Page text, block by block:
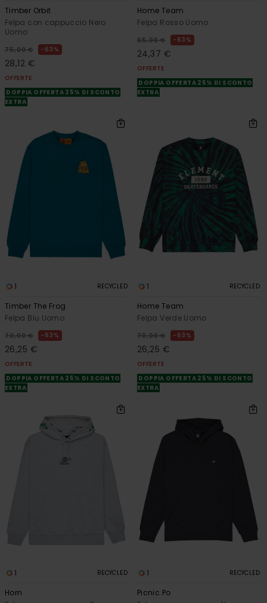
Timber Orbit
Felpa con cappuccio Nero
Uomo
75,00 € 63%
28,12 €
OFFERTE
DOPPIA OFFERTA 25% DI SCONTO
EXTRA
Home Team
Felpa Rosso Uomo
65,00 € 63%
24,37 €
OFFERTE
DOPPIA OFFERTA 25% DI SCONTO
EXTRA
1 RECYCLED
Timber The Frog
Felpa Blu Uomo
70,00 € 63%
26,25 €
OFFERTE
DOPPIA OFFERTA 25% DI SCONTO
EXTRA
1 RECYCLED
Home Team
Felpa Verde Uomo
70,00 € 63%
26,25 €
OFFERTE
DOPPIA OFFERTA 25% DI SCONTO
EXTRA
1 RECYCLED
Horn
1 RECYCLED
Picnic Po